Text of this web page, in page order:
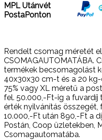
MPL Utánvét
PostaPonton
Rendelt csomag méretét
CSOMAGAUTOMATÁBA.
termékek becsomagolást
40x30x30 cm-t és a 20
75% vagy XL méretű a
fel. 50.000,-Ft-ig a
érték nyilvánítás
10.000,-Ft után 890,-Ft a
Postán, Coop üzletekben,
Csomagautomatába.